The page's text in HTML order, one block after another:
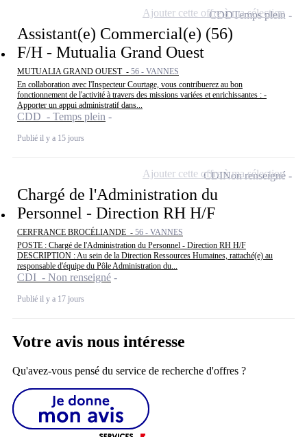
Assistant(e) Commercial(e) (56)
F/H - Mutualia Grand Ouest
MUTUALIA GRAND OUEST - 56 - VANNES
En collaboration avec l'Inspecteur Courtage, vous contribuerez au bon
fonctionnement de l'activité à travers des missions variées et enrichissantes : -
Apporter un appui administratif dans...
CDD - Temps plein
Publié il y a 15 jours
CDDTemps plein
Ajouter cette offre à ma sélection
Chargé de l'Administration du
Personnel - Direction RH H/F
CERFRANCE BROCÉLIANDE - 56 - VANNES
POSTE : Chargé de l'Administration du Personnel - Direction RH H/F
DESCRIPTION : Au sein de la Direction Ressources Humaines, rattaché(e) au
responsable d'équipe du Pôle Administration du...
CDI - Non renseigné
Publié il y a 17 jours
CDINon renseigné
Ajouter cette offre à ma sélection
Votre avis nous intéresse
Qu'avez-vous pensé du service de recherche d'offres ?